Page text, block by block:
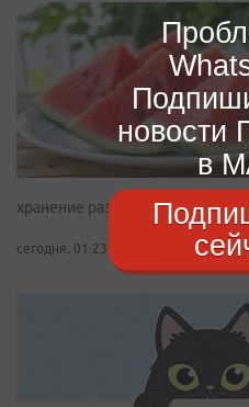
хранение разрезанной ягоды
сегодня, 01:23
новости
в